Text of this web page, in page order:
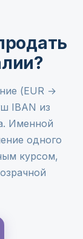
(EUR →
IBAN из
Именной
одного
курсом,